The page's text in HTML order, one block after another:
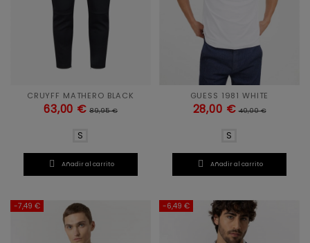
CRUYFF MATHERO BLACK
63,00 € 89,95 €
S
 Añadir al carrito
GUESS 1981 WHITE
28,00 € 40,00 €
S
 Añadir al carrito
-7,49 € -6,49 €